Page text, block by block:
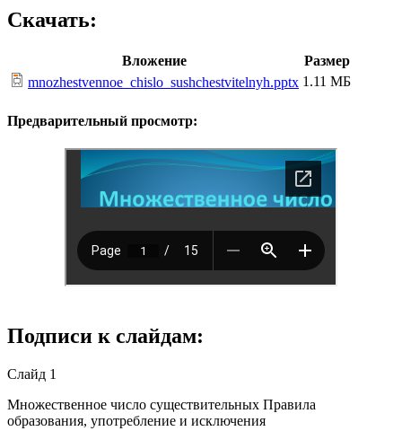
Скачать:
Вложение
Размер
mnozhestvennoe_chislo_sushchestvitelnyh.pptx 1.11 МБ
Предварительный просмотр:
Подписи к слайдам:
Слайд 1
Множественное число существительных Правила
образования, употребление и исключения